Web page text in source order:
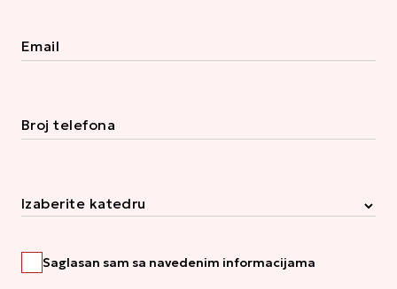
Email
Broj telefona
Izaberite katedru
Saglasan sam sa navedenim informacijama